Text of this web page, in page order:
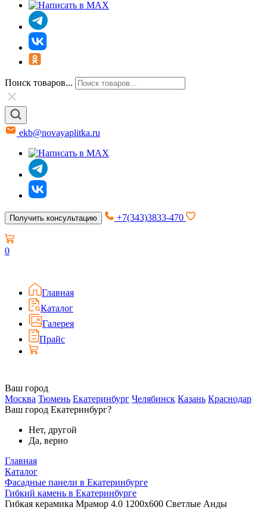
Поиск товаров...
ekb@novayaplitka.ru
Получить консультацию +7(343)3833-470
0
Главная
Каталог
Галерея
Прайс
Ваш город
Москва Тюмень Екатеринбург Челябинск Казань Краснодар
Ваш город Екатеринбург?
Нет, другой
Да, верно
Главная
Каталог
Фасадные панели в Екатеринбурге
Гибкий камень в Екатеринбурге
Гибкая керамика Мрамор 4.0 1200x600 Светлые Анды